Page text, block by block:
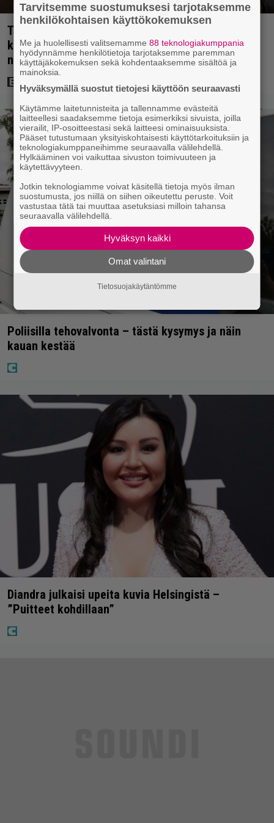
Tänään tv:ssä: Steven Spielbergin ja Tom Cruisen
kaveruus loppui 21 vuotta sitten – Syynä Cruisen
nolo käytös
Poliisilla tehovalvonta – tästä kysymys ja näin
kauan kestää
Diandra julkaisi upeita kuvia Helsingistä –
”Puitteet kohdillaan”
Tarvitsemme suostumuksesi tarjotaksemme
henkilökohtaisen käyttökokemuksen
Me ja huolellisesti valitsemamme88 teknologiakumppania
hyödynnämme henkilötietoja tarjotaksemme paremman
käyttäjäkokemuksen sekä kohdentaaksemme sisältöä ja
mainoksia.
Hyväksymällä suostut tietojesi käyttöön seuraavasti
Käytämme laitetunnisteita ja tallennamme evästeitä
laitteellesi saadaksemme tietoja esimerkiksi sivuista, joilla
vierailit, IP-osoitteestasi sekä laitteesi ominaisuuksista.
Pääset tutustumaan yksityiskohtaisesti käyttötarkoituksiin ja
teknologiakumppaneihimme seuraavalla välilehdellä.
Hylkääminen voi vaikuttaa sivuston toimivuuteen ja
käytettävyyteen.
Jotkin teknologiamme voivat käsitellä tietoja myös ilman
suostumusta, jos niillä on siihen oikeutettu peruste. Voit
vastustaa tätä tai muuttaa asetuksiasi milloin tahansa
seuraavalla välilehdellä.
Hyväksyn kaikki
Omat valintani
Tietosuojakäytäntömme